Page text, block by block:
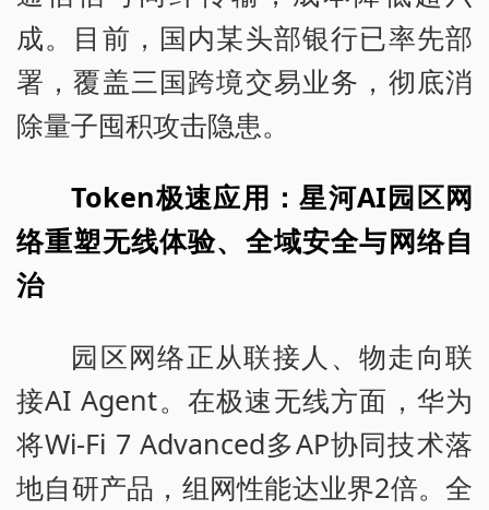
成。目前，国内某头部银行已率先部
署，覆盖三国跨境交易业务，彻底消
除量子囤积攻击隐患。
Token极速应用：星河AI园区网
络重塑无线体验、全域安全与网络自
治
园区网络正从联接人、物走向联
接AI Agent。在极速无线方面，华为
将Wi-Fi 7 Advanced多AP协同技术落
地自研产品，组网性能达业界2倍。全